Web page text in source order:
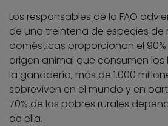
Los responsables de la FAO
de una treintena de especies de
domésticas proporcionan el
origen animal que consumen
la ganadería, más de 1.000
sobreviven en el mundo y en
70% de los pobres rurales
de ella.